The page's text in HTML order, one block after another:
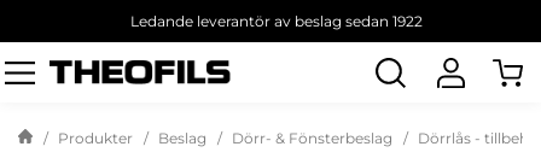
Ledande leverantör av beslag sedan 1922
Sök
produkt
Produkter Beslag Dörr- & Fönsterbeslag Dörrlås -